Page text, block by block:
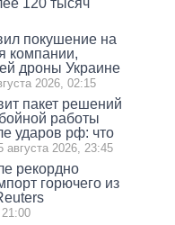
120 тысяч
покушение на
компании,
дроны Украине
2026, 02:15
пакет решений
работы
ударов рф: что
августа 2026, 23:45
рекордно
горючего из